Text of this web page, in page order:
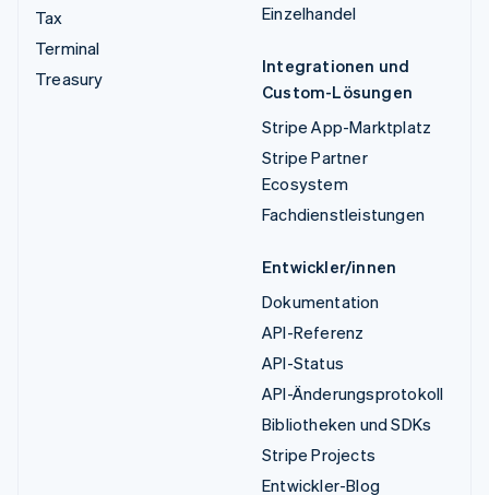
Tax
Terminal
Treasury
Einzelhandel
Integrationen und
Custom-Lösungen
Stripe App-Marktplatz
Stripe Partner
Ecosystem
Fachdienstleistungen
Entwickler/innen
Dokumentation
API-Referenz
API-Status
API-Änderungsprotokoll
Bibliotheken und SDKs
Stripe Projects
Entwickler-Blog